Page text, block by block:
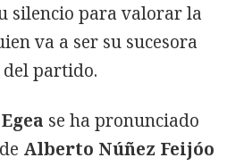
silencio para valorar la
va a ser su sucesora
del partido.
se ha pronunciado
Alberto Núñez Feijóo